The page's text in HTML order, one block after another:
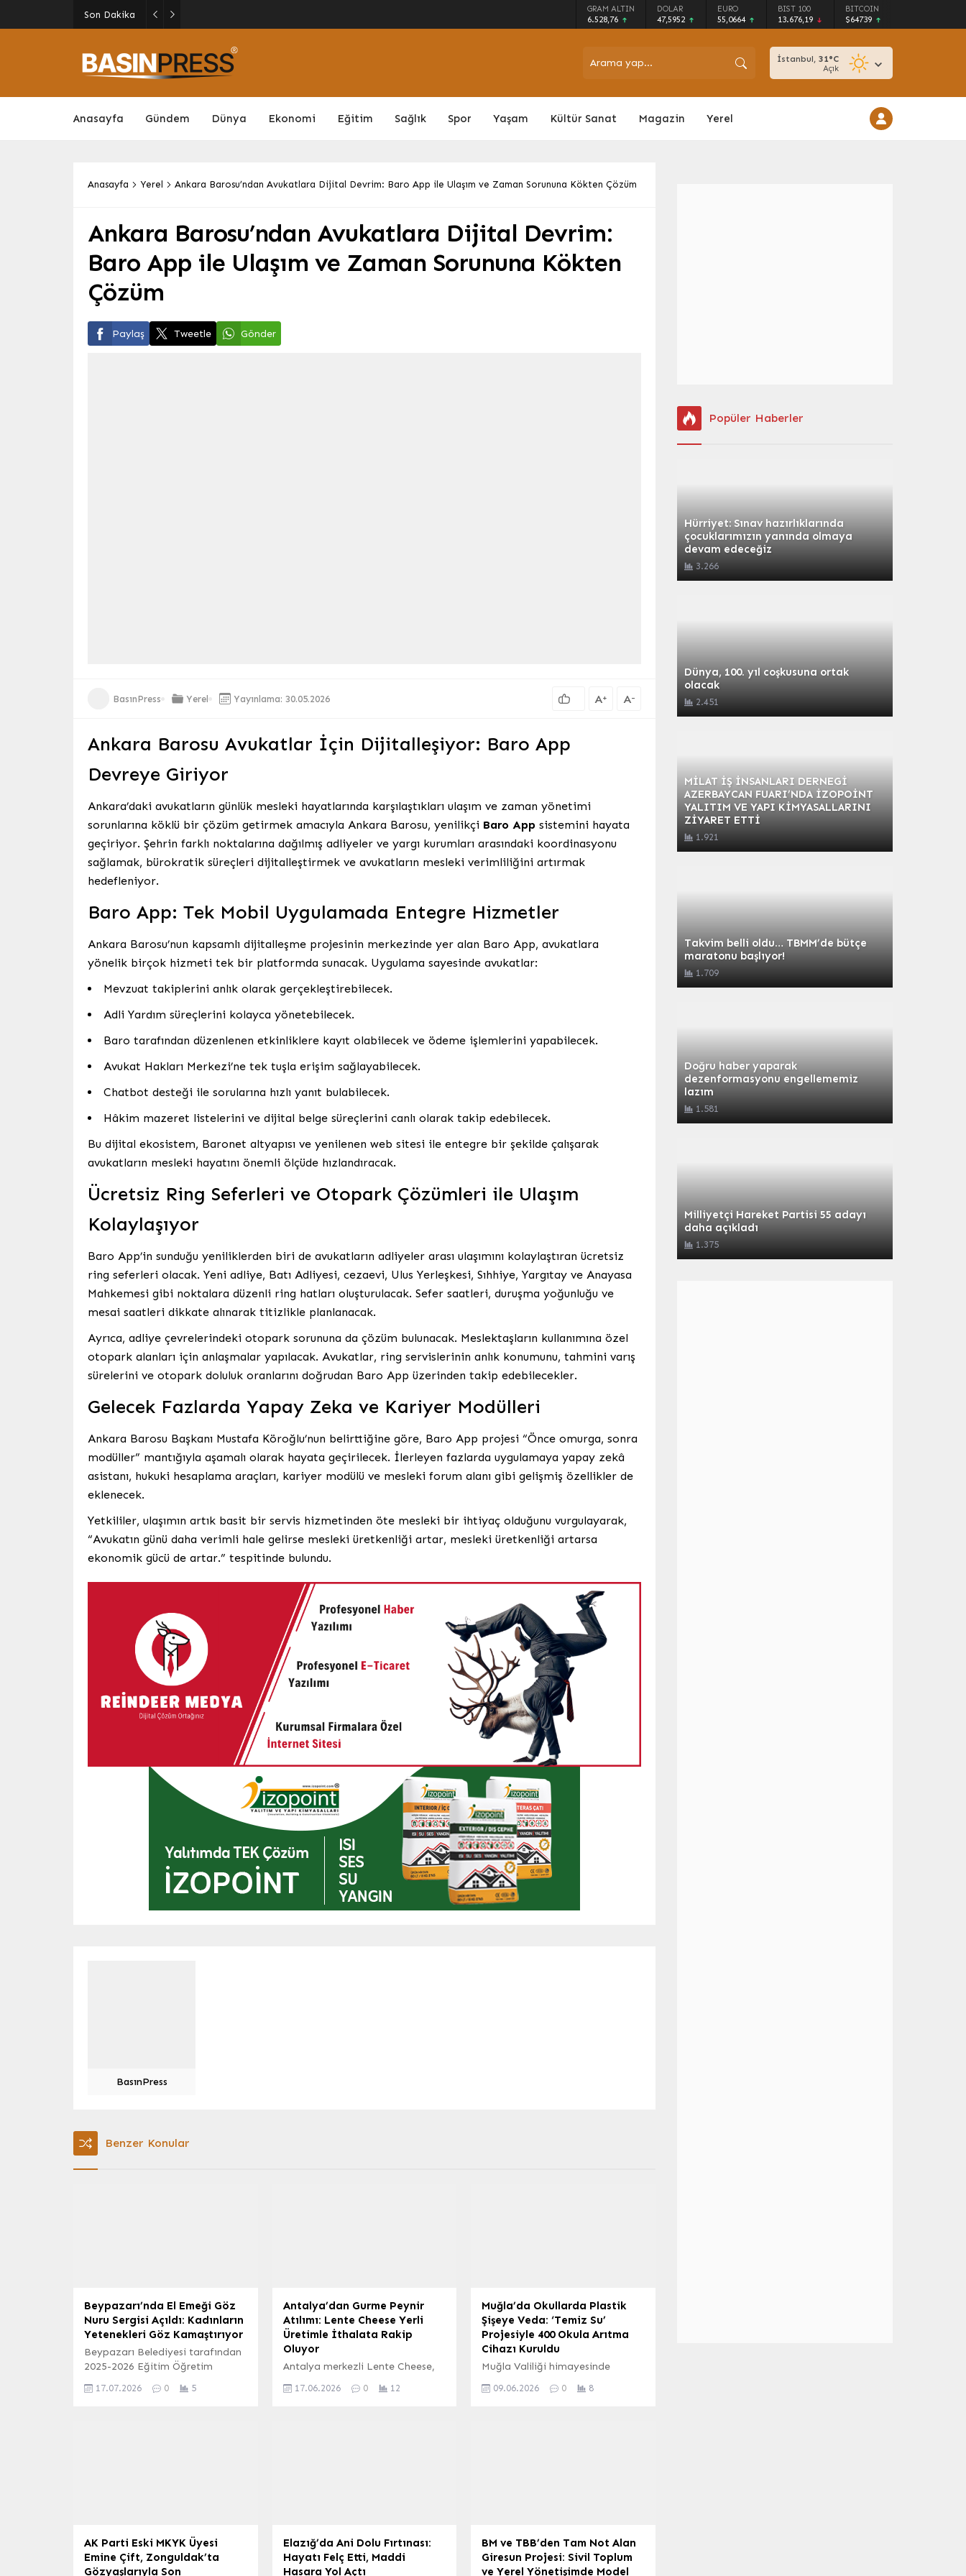
Son Dakika GRAM ALTIN
6.528,76
DOLAR
47,5952
EURO
55,0664
BIST 100
13.676,19
BITCOIN
$64739
İstanbul, 31°C
Açık
Anasayfa Gündem Dünya Ekonomi Eğitim Sağlık Spor Yaşam Kültür Sanat Magazin Yerel
Anasayfa Yerel Ankara Barosu’ndan Avukatlara Dijital Devrim: Baro App ile Ulaşım ve Zaman Sorununa Kökten Çözüm
Ankara Barosu’ndan Avukatlara Dijital Devrim:
Baro App ile Ulaşım ve Zaman Sorununa Kökten
Çözüm
Paylaş Tweetle Gönder
BasınPress Yerel Yayınlama: 30.05.2026 A+ A-
Ankara Barosu Avukatlar İçin Dijitalleşiyor: Baro App
Devreye Giriyor
Ankara’daki avukatların günlük mesleki hayatlarında karşılaştıkları ulaşım ve zaman yönetimi
sorunlarına köklü bir çözüm getirmek amacıyla Ankara Barosu, yenilikçi Baro App sistemini hayata
geçiriyor. Şehrin farklı noktalarına dağılmış adliyeler ve yargı kurumları arasındaki koordinasyonu
sağlamak, bürokratik süreçleri dijitalleştirmek ve avukatların mesleki verimliliğini artırmak
hedefleniyor.
Baro App: Tek Mobil Uygulamada Entegre Hizmetler
Ankara Barosu’nun kapsamlı dijitalleşme projesinin merkezinde yer alan Baro App, avukatlara
yönelik birçok hizmeti tek bir platformda sunacak. Uygulama sayesinde avukatlar:
Mevzuat takiplerini anlık olarak gerçekleştirebilecek.
Adli Yardım süreçlerini kolayca yönetebilecek.
Baro tarafından düzenlenen etkinliklere kayıt olabilecek ve ödeme işlemlerini yapabilecek.
Avukat Hakları Merkezi’ne tek tuşla erişim sağlayabilecek.
Chatbot desteği ile sorularına hızlı yanıt bulabilecek.
Hâkim mazeret listelerini ve dijital belge süreçlerini canlı olarak takip edebilecek.
Bu dijital ekosistem, Baronet altyapısı ve yenilenen web sitesi ile entegre bir şekilde çalışarak
avukatların mesleki hayatını önemli ölçüde hızlandıracak.
Ücretsiz Ring Seferleri ve Otopark Çözümleri ile Ulaşım
Kolaylaşıyor
Baro App’in sunduğu yeniliklerden biri de avukatların adliyeler arası ulaşımını kolaylaştıran ücretsiz
ring seferleri olacak. Yeni adliye, Batı Adliyesi, cezaevi, Ulus Yerleşkesi, Sıhhiye, Yargıtay ve Anayasa
Mahkemesi gibi noktalara düzenli ring hatları oluşturulacak. Sefer saatleri, duruşma yoğunluğu ve
mesai saatleri dikkate alınarak titizlikle planlanacak.
Ayrıca, adliye çevrelerindeki otopark sorununa da çözüm bulunacak. Meslektaşların kullanımına özel
otopark alanları için anlaşmalar yapılacak. Avukatlar, ring servislerinin anlık konumunu, tahmini varış
sürelerini ve otopark doluluk oranlarını doğrudan Baro App üzerinden takip edebilecekler.
Gelecek Fazlarda Yapay Zeka ve Kariyer Modülleri
Ankara Barosu Başkanı Mustafa Köroğlu’nun belirttiğine göre, Baro App projesi “Önce omurga, sonra
modüller” mantığıyla aşamalı olarak hayata geçirilecek. İlerleyen fazlarda uygulamaya yapay zekâ
asistanı, hukuki hesaplama araçları, kariyer modülü ve mesleki forum alanı gibi gelişmiş özellikler de
eklenecek.
Yetkililer, ulaşımın artık basit bir servis hizmetinden öte mesleki bir ihtiyaç olduğunu vurgulayarak,
“Avukatın günü daha verimli hale gelirse mesleki üretkenliği artar, mesleki üretkenliği artarsa
ekonomik gücü de artar.” tespitinde bulundu.
BasınPress
Benzer Konular
Beypazarı’nda El Emeği Göz
Nuru Sergisi Açıldı: Kadınların
Yetenekleri Göz Kamaştırıyor
Beypazarı Belediyesi tarafından
2025-2026 Eğitim Öğretim
yıl sonu sergisi, Şehit Yarbay
17.07.2026 0 5
Antalya’dan Gurme Peynir
Atılımı: Lente Cheese Yerli
Üretimle İthalata Rakip
Oluyor
Antalya merkezli Lente Cheese,
Birliği ülkelerinde yoğun talep
Kurulu Başkanı...
17.06.2026 0 12
Muğla’da Okullarda Plastik
Şişeye Veda: ‘Temiz Su’
Projesiyle 400 Okula Arıtma
Cihazı Kuruldu
Muğla Valiliği himayesinde
Temiz Su” projesi kapsamında, il
Kaymakamı Mehmet...
09.06.2026 0 8
AK Parti Eski MKYK Üyesi
Emine Çift, Zonguldak’ta
Gözyaşlarıyla Son
Elazığ’da Ani Dolu Fırtınası:
Hayatı Felç Etti, Maddi
Hasara Yol Açtı
BM ve TBB’den Tam Not Alan
Giresun Projesi: Sivil Toplum
ve Yerel Yönetişimde Model
Popüler Haberler
Hürriyet: Sınav hazırlıklarında
çocuklarımızın yanında olmaya
devam edeceğiz
3.266
Dünya, 100. yıl coşkusuna ortak
olacak
2.451
MİLAT İŞ İNSANLARI DERNEGİ
AZERBAYCAN FUARI’NDA İZOPOİNT
YALITIM VE YAPI KİMYASALLARINI
ZİYARET ETTİ
1.921
Takvim belli oldu… TBMM’de bütçe
maratonu başlıyor!
1.709
Doğru haber yaparak
dezenformasyonu engellememiz
lazım
1.581
Milliyetçi Hareket Partisi 55 adayı
daha açıkladı
1.375